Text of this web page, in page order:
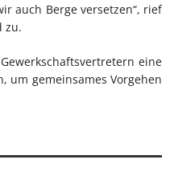
auch Berge versetzen“, rief
zu.
eine
um gemeinsames Vorgehen